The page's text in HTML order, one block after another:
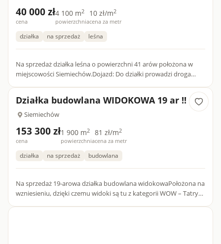
40 000 zł
cena
4 100 m2
powierzchnia
10 zł/m2
cena za metr
działka na sprzedaż leśna
Na sprzedaż działka leśna o powierzchni 41 arów położona w
miejscowości Siemiechów.Dojazd: Do działki prowadzi droga
Działka budowlana WIDOKOWA 19 ar !!
Siemiechów
153 300 zł
cena
1 900 m2
powierzchnia
81 zł/m2
cena za metr
działka na sprzedaż budowlana
Na sprzedaż 19-arowa działka budowlana widokowaPołożona na
wzniesieniu, dzięki czemu widoki są tu z kategorii WOW – Tatry